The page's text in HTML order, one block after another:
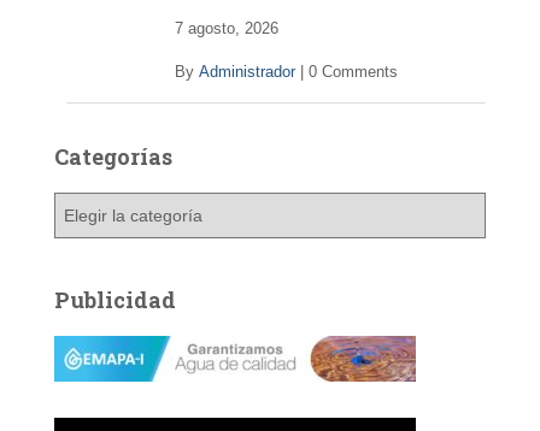
7 agosto, 2026
By Administrador 0 Comments
Categorías
g
o
a
Publicidad